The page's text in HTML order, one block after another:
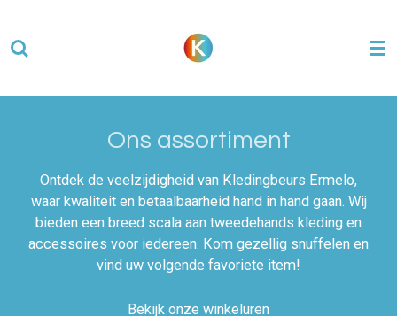
direct
naar
Ons assortiment
Ontdek de veelzijdigheid van Kledingbeurs Ermelo,
waar kwaliteit en betaalbaarheid hand in hand gaan. Wij
bieden een breed scala aan tweedehands kleding en
accessoires voor iedereen. Kom gezellig snuffelen en
vind uw volgende favoriete item!
Bekijk onze winkeluren